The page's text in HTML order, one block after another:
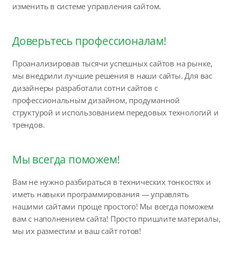
изменить в системе управления сайтом.
Доверьтесь профессионалам!
Проанализировав тысячи успешных сайтов на рынке,
мы внедрили лучшие решения в наши сайты. Для вас
дизайнеры разработали сотни сайтов с
профессиональным дизайном, продуманной
структурой и использованием передовых технологий и
трендов.
Мы всегда поможем!
Вам не нужно разбираться в технических тонкостях и
иметь навыки программирования — управлять
нашими сайтами проще простого! Мы всегда поможем
вам с наполнением сайта! Просто пришлите материалы,
мы их разместим и ваш сайт готов!